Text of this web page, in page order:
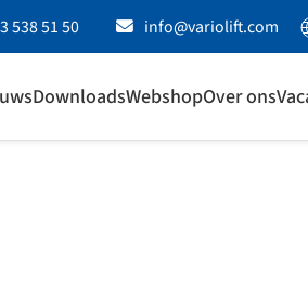
538 51 50 info@variolift.com
DownloadsWebshopOver ons